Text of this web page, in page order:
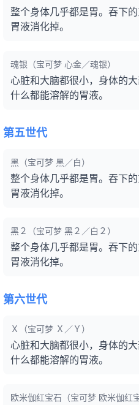
整个身体几乎都是胃。吞下
胃液消化掉。
魂银（宝可梦 心金／魂银）
心脏和大脑都很小，身体的
什么都能溶解的胃液。
第五世代
黑（宝可梦 黑／白）
整个身体几乎都是胃。吞下
胃液消化掉。
黑２（宝可梦 黑２／白２）
整个身体几乎都是胃。吞下
胃液消化掉。
第六世代
Ｘ（宝可梦 Ｘ／Ｙ）
心脏和大脑都很小，身体的
什么都能溶解的胃液。
欧米伽红宝石（宝可梦 欧米伽红